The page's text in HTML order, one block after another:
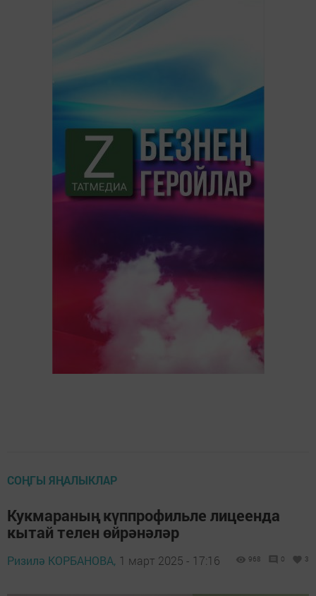
СОҢГЫ ЯҢАЛЫКЛАР
Кукмараның күппрофильле лицеенда
кытай телен өйрәнәләр
Ризилә КОРБАНОВА, 1 март 2025 - 17:16 968 0 3